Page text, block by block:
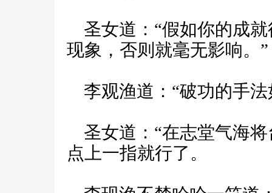
圣女道：“假如你的成
现象，否则就毫无影响。”
李观渔道：“破功的手法
圣女道：“在志堂气海
点上一指就行了。